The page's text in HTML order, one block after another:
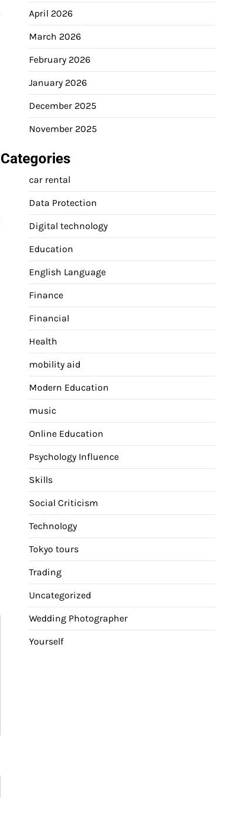
April 2026
March 2026
February 2026
January 2026
December 2025
November 2025
Categories
car rental
Data Protection
Digital technology
Education
English Language
Finance
Financial
Health
mobility aid
Modern Education
music
Online Education
Psychology Influence
Skills
Social Criticism
Technology
Tokyo tours
Trading
Uncategorized
Wedding Photographer
Yourself